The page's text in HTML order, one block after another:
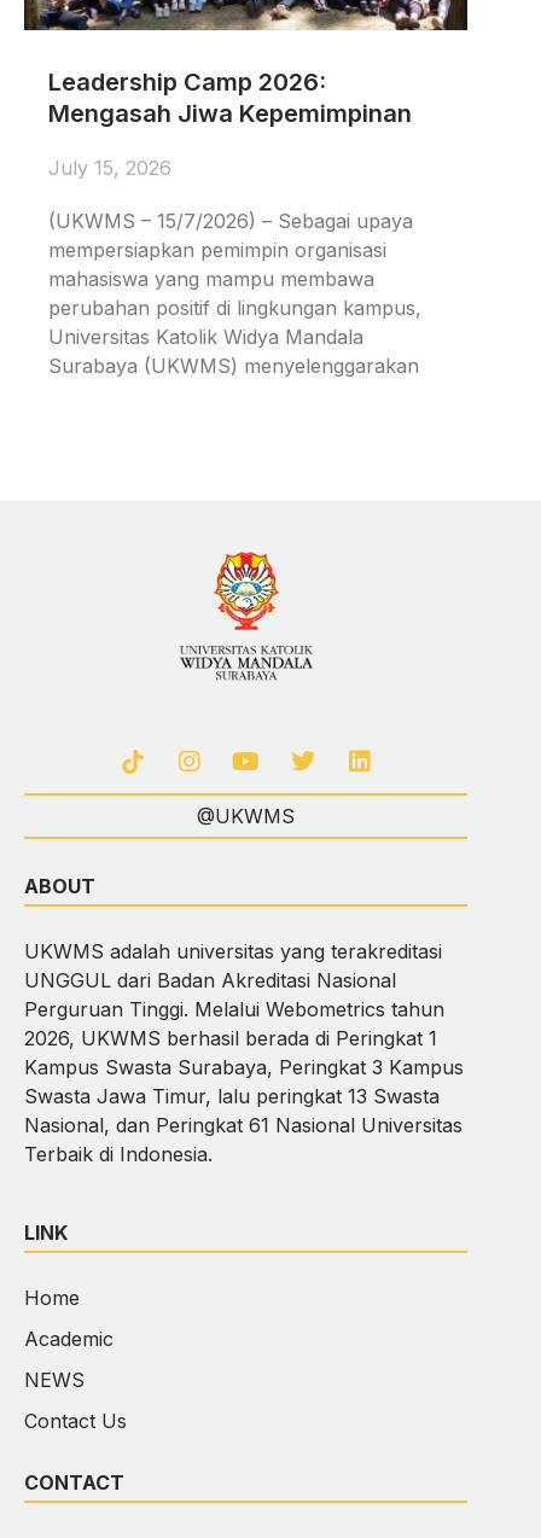
Leadership Camp 2026:
Mengasah Jiwa Kepemimpinan
July 15, 2026
(UKWMS – 15/7/2026) – Sebagai upaya
mempersiapkan pemimpin organisasi
mahasiswa yang mampu membawa
perubahan positif di lingkungan kampus,
Universitas Katolik Widya Mandala
Surabaya (UKWMS) menyelenggarakan
@UKWMS
ABOUT
UKWMS adalah universitas yang terakreditasi
UNGGUL dari Badan Akreditasi Nasional
Perguruan Tinggi. Melalui Webometrics tahun
2026, UKWMS berhasil berada di Peringkat 1
Kampus Swasta Surabaya, Peringkat 3 Kampus
Swasta Jawa Timur, lalu peringkat 13 Swasta
Nasional, dan Peringkat 61 Nasional Universitas
Terbaik di Indonesia.
LINK
Home
Academic
NEWS
Contact Us
CONTACT